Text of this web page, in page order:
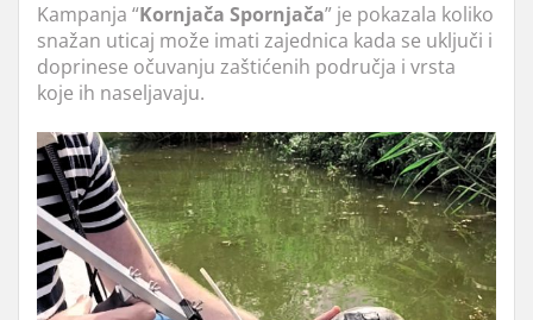
Kampanja “Kornjača Spornjača” je pokazala koliko
snažan uticaj može imati zajednica kada se uključi i
doprinese očuvanju zaštićenih područja i vrsta
koje ih naseljavaju.